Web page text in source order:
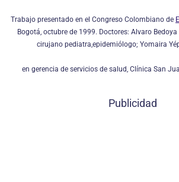
Trabajo presentado en el Congreso Colombiano de
Bogotá, octubre de 1999. Doctores: Alvaro Bedoya
cirujano pediatra,epidemiólogo; Yomaira
en gerencia de servicios de salud, Clínica San
Publicidad